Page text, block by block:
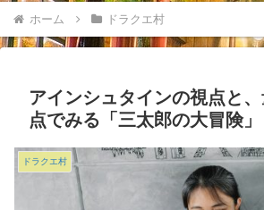
ホーム ドラクエ村
アインシュタインの視点と
点でみる「三太郎の大冒険」
ドラクエ村